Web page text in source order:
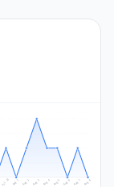
Jul 31 Aug 1 Aug 2 Aug 3 Aug 4 Aug 5 Aug 6 Aug 7 Aug 8